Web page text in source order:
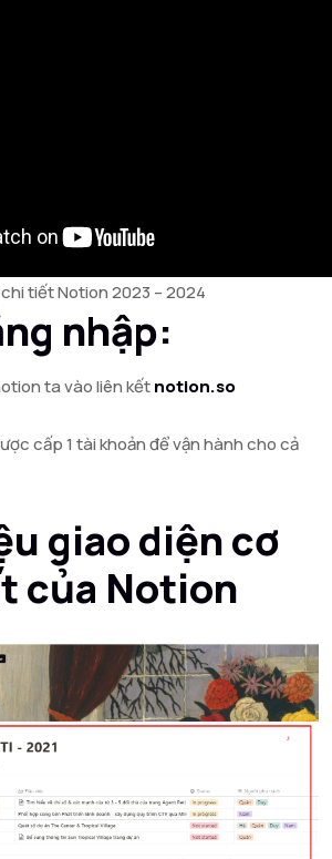
tiết Notion 2023 – 2024
nhập:
ta vào liên kếtnotion.so
cấp 1 tài khoản để vận hành cho cả
giao diện cơ
của Notion